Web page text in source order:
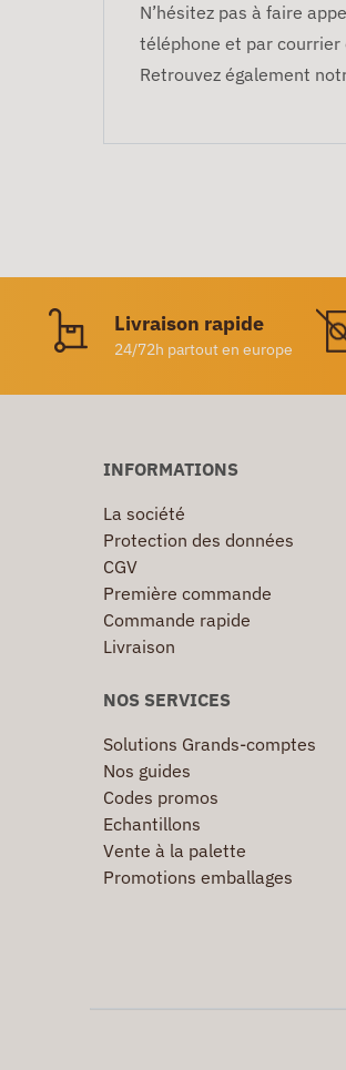
N’hésitez pas à faire
téléphone et par courrier
Retrouvez également
Livraison rapide
24/72h partout en europe
INFORMATIONS
La société
Protection des données
CGV
Première commande
Commande rapide
Livraison
NOS SERVICES
Solutions Grands-comptes
Nos guides
Codes promos
Echantillons
Vente à la palette
Promotions emballages